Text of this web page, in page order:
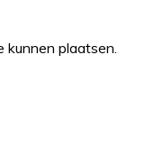
kunnen plaatsen.